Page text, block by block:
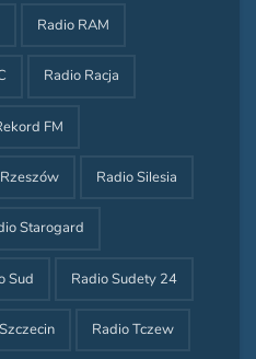
Radio RAM
Radio Racja
FM
Radio Silesia
Starogard
Sud Radio Sudety 24
Radio Tczew